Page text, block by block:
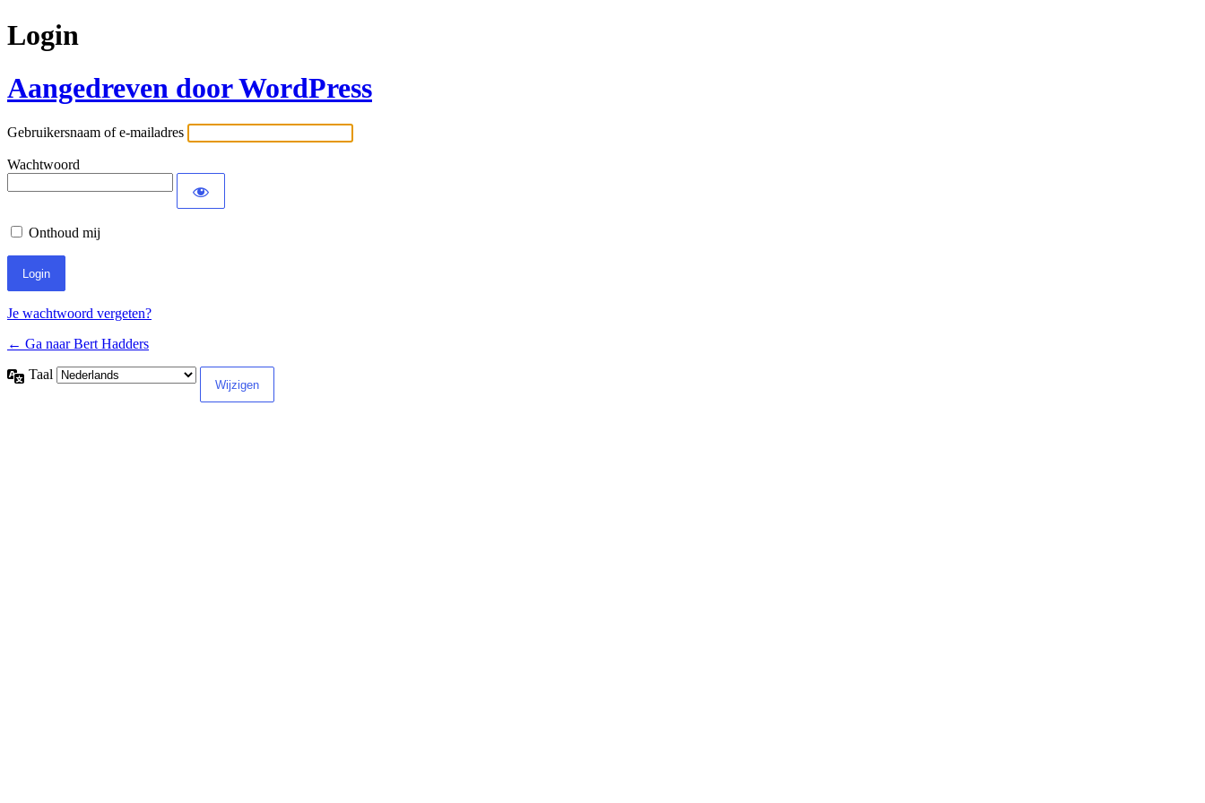
Login
Aangedreven door WordPress
Gebruikersnaam of e-mailadres
Wachtwoord
Onthoud mij
Je wachtwoord vergeten?
← Ga naar Bert Hadders
Taal